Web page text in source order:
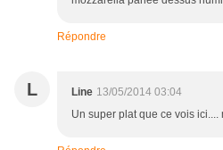
Répondre
L Line 13/05/2014 03:04
Un super plat que ce vois ici....